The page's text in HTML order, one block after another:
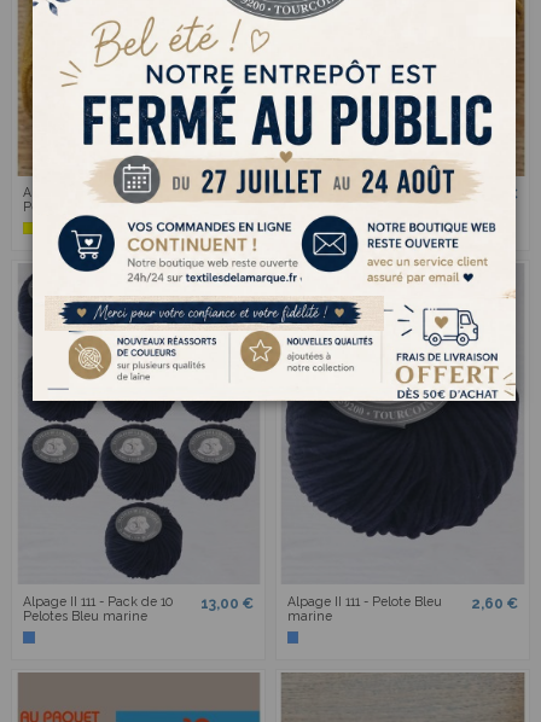
Alpage 439 - Pack de 10
Pelotes Moutarde
13,00 €
Alpage 439 - Pelote
Moutarde
2,60 €
Alpage II 111 - Pack de 10
Pelotes Bleu marine
13,00 €
Alpage II 111 - Pelote Bleu
marine
2,60 €